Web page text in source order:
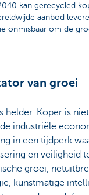
kan gerecycled
aanbod
onmisbaar om de
van groei
helder. Koper is
industriële
in een tijdperk
en veiligheid
groei,
kunstmatige